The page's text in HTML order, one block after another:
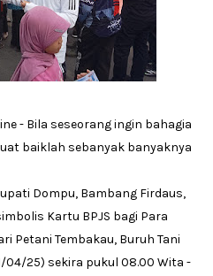
- Bila seseorang ingin bahagia
baiklah sebanyak banyaknya
Dompu, Bambang Firdaus,
Kartu BPJS bagi Para
Petani Tembakau, Buruh Tani
04/25) sekira pukul 08.00 Wita -